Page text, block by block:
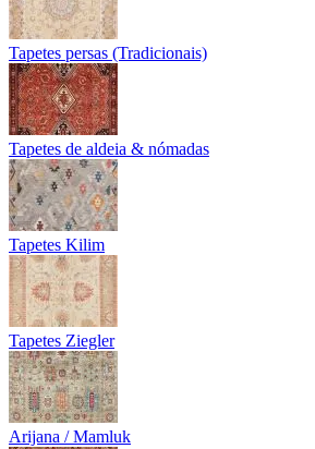
Tapetes persas (Tradicionais)
Tapetes de aldeia & nómadas
Tapetes Kilim
Tapetes Ziegler
Arijana / Mamluk